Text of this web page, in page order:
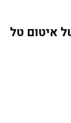
איטום טל